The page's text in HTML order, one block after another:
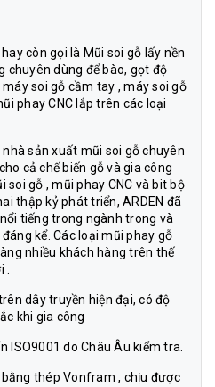
còn gọi là Mũi soi gỗ lấy nền
chuyên dùng để bào, gọt độ
soi gỗ cầm tay , máy soi gỗ
phay CNC lắp trên các loại
sản xuất mũi soi gỗ chuyên
cả chế biến gỗ và gia công
soi gỗ , mũi phay CNC và bit bộ
thập kỷ phát triển, ARDEN đã
tiếng trong ngành trong và
kể. Các loại mũi phay gỗ
nhiều khách hàng trên thế
dây truyền hiện đại, có độ
khi gia công
ISO9001 do Châu Âu kiểm tra.
thép Vonfram , chịu được